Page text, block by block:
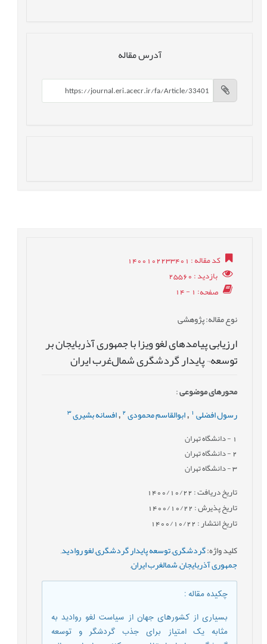
آدرس مقاله
کد مقاله: 1400102233401
بازدید: 25560
صفحه: 1 - 14
نوع مقاله: پژوهشی
ارزیابی پیامدهای لغو ویزا با جمهوری آذربایجان بر
توسعه¬ پایدار گردشگری شمال‌غرب ایران
محورهای موضوعی:
رسول افضلی , ابوالقاسم محمودی 2
, افسانه بشیری 3
- دانشگاه تهران
2- دانشگاه تهران
3- دانشگاه تهران
تاریخ دریافت : 1400/10/22
تاریخ پذیرش : 1400/10/22
تاریخ انتشار : 1400/10/22
کلید واژه:گردشگری,توسعه پایدار گردشگری,لغو روادید,
جمهوری آذربایجان,شمالغرب ایران,
چکیده مقاله:
بسیاری از کشورهای جهان از سیاست لغو روادید به
مثابه یک امتیاز برای جذب گردشگر و توسعه